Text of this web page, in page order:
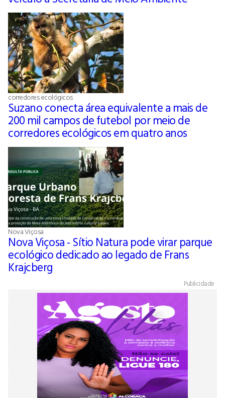
corredores ecológicos
Suzano conecta área equivalente a mais de
200 mil campos de futebol por meio de
corredores ecológicos em quatro anos
Nova Viçosa
Nova Viçosa - Sítio Natura pode virar parque
ecológico dedicado ao legado de Frans
Krajcberg
Publicidade